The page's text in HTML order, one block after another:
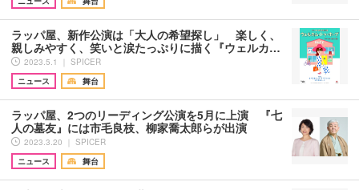
ラッパ屋、新作公演は「大人の希望探し」 楽しく、
親しみやすく、笑いと涙たっぷりに描く『ウェルカ…
2023.5.1 ｜ SPICER
ニュース
舞台
ラッパ屋、2つのリーディング公演を5月に上演 『七
人の墓友』には市毛良枝、柳家喬太郎らが出演
2023.3.20 ｜ SPICER
ニュース
舞台